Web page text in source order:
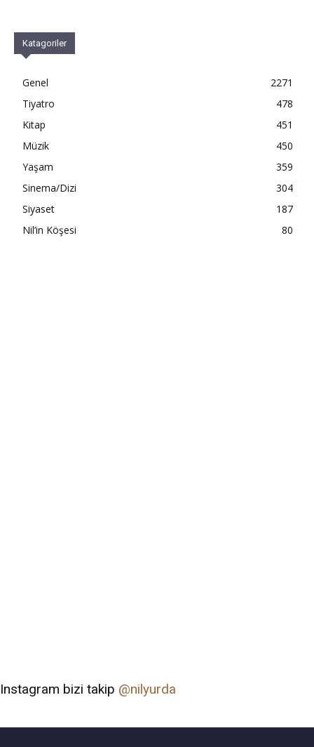
Katagoriler
Genel
2271
Tiyatro
478
Kitap
451
Müzik
450
Yaşam
359
Sinema/Dizi
304
Siyaset
187
Nil’in Köşesi
80
Instagram bizi takip @nilyurda